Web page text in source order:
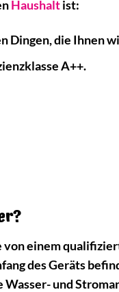
Haushaltist:
Dingen, die Ihnen
A++.
einem
des Geräts
und